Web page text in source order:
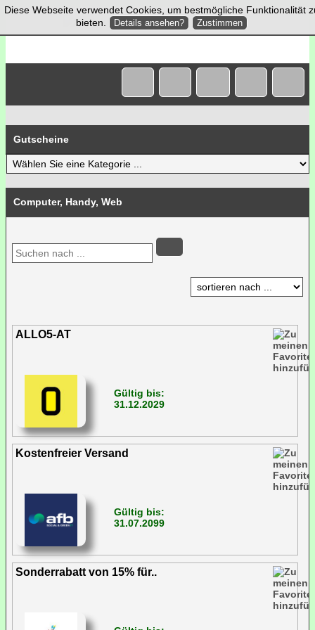
Gutscheine
Computer, Handy, Web
ALLO5-AT
Gültig bis:
31.12.2029
Kostenfreier Versand
Gültig bis:
31.07.2099
Sonderrabatt von 15% für..
Diese Webseite verwendet Cookies, um bestmögliche Funktionalität
bieten.
Details ansehen? Zustimmen